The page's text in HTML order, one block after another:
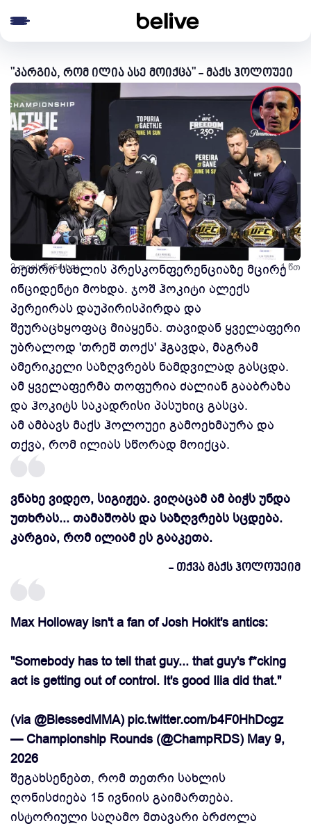
"კარგია, რომ ილია ასე მოიქცა" - მაქს ჰოლოუეი
2 თვის წინ სხვა 1 წთ
თეთრი სახლის პრესკონფერენციაზე მცირე
ინციდენტი მოხდა. ჯოშ ჰოკიტი ალექს
პერეირას დაუპირისპირდა და
შეურაცხყოფაც მიაყენა. თავიდან ყველაფერი
უბრალოდ 'თრეშ თოქს' ჰგავდა, მაგრამ
ამერიკელი საზღვრებს ნამდვილად გასცდა.
ამ ყველაფერმა თოფურია ძალიან გააბრაზა
და ჰოკიტს საკადრისი პასუხიც გასცა.
ამ ამბავს მაქს ჰოლოუეი გამოეხმაურა და
თქვა, რომ ილიას სწორად მოიქცა.
ვნახე ვიდეო, სიგიჟეა. ვიღაცამ ამ ბიჭს უნდა
უთხრას... თამაშობს და საზღვრებს სცდება.
კარგია, რომ ილიამ ეს გააკეთა.
- თქვა მაქს ჰოლოუეიმ
Max Holloway isn't a fan of Josh Hokit's antics:
"Somebody has to tell that guy... that guy's f*cking
act is getting out of control. It's good Ilia did that."
(via @BlessedMMA) pic.twitter.com/b4F0HhDcgz
— Championship Rounds (@ChampRDS) May 9,
2026
შეგახსენებთ, რომ თეთრი სახლის
ღონისძიება 15 ივნიის გაიმართება.
ისტორიული საღამო მთავარი ბრძოლა